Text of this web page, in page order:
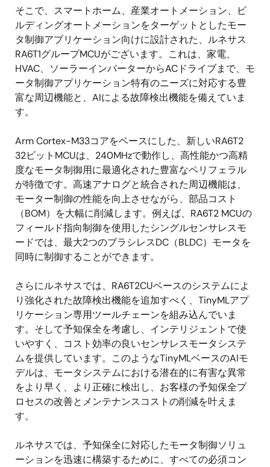
そこで、スマートホーム、産業オートメーション、ビ
ルディングオートメーションをターゲットとしたモー
タ制御アプリケーション向けに設計された、ルネサス
RA6T1グループMCUがございます。これは、家電、
HVAC、ソーラーインバーターからACドライブまで、モ
ータ制御アプリケーション特有のニーズに対応する豊
富な周辺機能と、AIによる故障検出機能を備えていま
す。
Arm Cortex-M33コアをベースにした、新しいRA6T2
32ビットMCUは、240MHzで動作し、高性能かつ高精
度なモータ制御用に最適化された豊富なペリフェラル
が特徴です。高速アナログと統合された周辺機能は、
モーター制御の性能を向上させながら、部品コスト
（BOM）を大幅に削減します。例えば、RA6T2 MCUの
フィールド指向制御を使用したシングルセンサレスモ
ードでは、最大2つのブラシレスDC（BLDC）モータを
同時に制御することができます。
さらにルネサスでは、RA6T2CUベースのシステムによ
り強化された故障検出機能を追加すべく、TinyMLアプ
リケーション専用ツールチェーンを組み込んでいま
す。そして予知保全を考慮し、インテリジェントで使
いやすく、コスト効率の良いセンサレスモータシステ
ムを提供しています。このようなTinyMLベースのAIモ
デルは、モータシステムにおける潜在的に有害な異常
をより早く、より正確に検出し、お客様の予知保全プ
ロセスの改善とメンテナンスコストの削減を叶えま
す。
ルネサスでは、予知保全に対応したモータ制御ソリュ
ーションを迅速に構築するために、すべての必須コン